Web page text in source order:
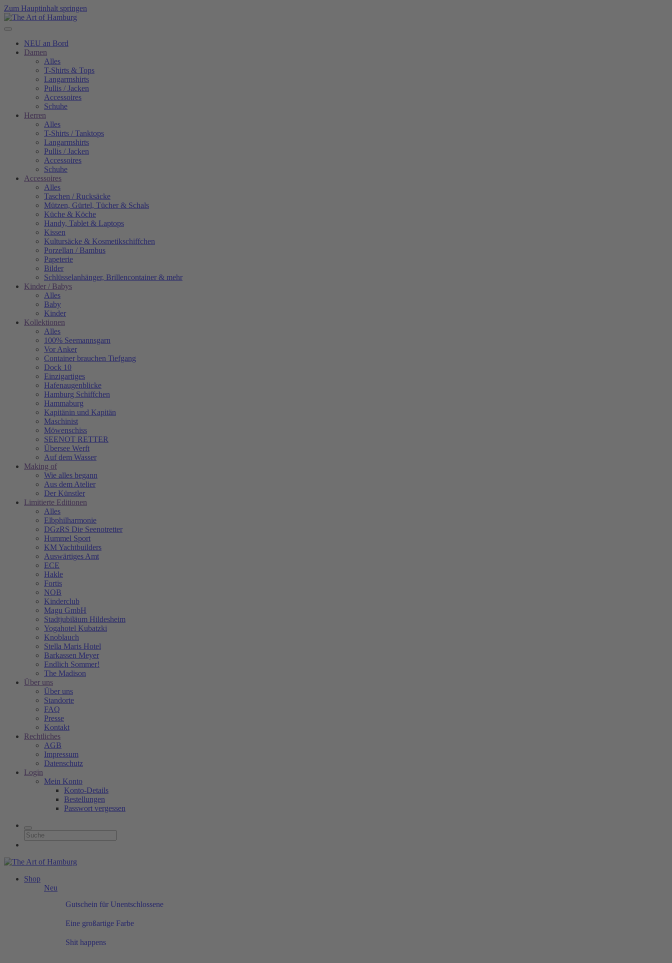
Zum Hauptinhalt springen
NEU an Bord
Damen
Alles
T-Shirts & Tops
Langarmshirts
Pullis / Jacken
Accessoires
Schuhe
Herren
Alles
T-Shirts / Tanktops
Langarmshirts
Pullis / Jacken
Accessoires
Schuhe
Accessoires
Alles
Taschen / Rucksäcke
Mützen, Gürtel, Tücher & Schals
Küche & Köche
Handy, Tablet & Laptops
Kissen
Kultursäcke & Kosmetikschiffchen
Porzellan / Bambus
Papeterie
Bilder
Schlüsselanhänger, Brillencontainer & mehr
Kinder / Babys
Alles
Baby
Kinder
Kollektionen
Alles
100% Seemannsgarn
Vor Anker
Container brauchen Tiefgang
Dock 10
Einzigartiges
Hafenaugen­blicke
Hamburg Schiffchen
Hammaburg
Kapitänin und Kapitän
Maschinist
Möwenschiss
SEENOT RETTER
Übersee Werft
Auf dem Wasser
Making of
Wie alles begann
Aus dem Atelier
Der Künstler
Limitierte Editionen
Alles
Elbphilharmonie
DGzRS Die Seenotretter
Hummel Sport
KM Yachtbuilders
Auswärtiges Amt
ECE
Hakle
Fortis
NOB
Kinderclub
Magu GmbH
Stadtjubiläum Hildesheim
Yogahotel Kubatzki
Knoblauch
Stella Maris Hotel
Barkassen Meyer
Endlich Sommer!
The Madison
Über uns
Über uns
Standorte
FAQ
Presse
Kontakt
Rechtliches
AGB
Impressum
Datenschutz
Login
Mein Konto
Konto-Details
Bestellungen
Passwort vergessen
Shop
Neu
Gutschein für Unentschlossene
Eine großartige Farbe
Shit happens